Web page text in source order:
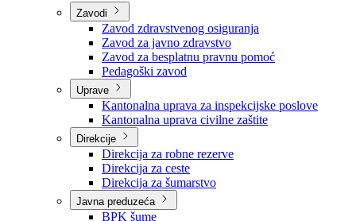
Centar za socijalni rad
Dom za stara i iznemogla lica
Kantonalna bolnica
Zavodi
Zavod zdravstvenog osiguranja
Zavod za javno zdravstvo
Zavod za besplatnu pravnu pomoć
Pedagoški zavod
Uprave
Kantonalna uprava za inspekcijske poslove
Kantonalna uprava civilne zaštite
Direkcije
Direkcija za robne rezerve
Direkcija za ceste